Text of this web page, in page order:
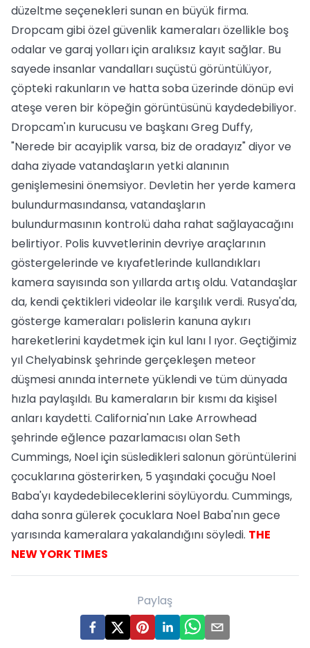
düzeltme seçenekleri sunan en büyük firma.
Dropcam gibi özel güvenlik kameraları özellikle boş
odalar ve garaj yolları için aralıksız kayıt sağlar. Bu
sayede insanlar vandalları suçüstü görüntülüyor,
çöpteki rakunların ve hatta soba üzerinde dönüp evi
ateşe veren bir köpeğin görüntüsünü kaydedebiliyor.
Dropcam'ın kurucusu ve başkanı Greg Duffy,
"Nerede bir acayiplik varsa, biz de oradayız" diyor ve
daha ziyade vatandaşların yetki alanının
genişlemesini önemsiyor. Devletin her yerde kamera
bulundurmasındansa, vatandaşların
bulundurmasının kontrolü daha rahat sağlayacağını
belirtiyor. Polis kuvvetlerinin devriye araçlarının
göstergelerinde ve kıyafetlerinde kullandıkları
kamera sayısında son yıllarda artış oldu. Vatandaşlar
da, kendi çektikleri videolar ile karşılık verdi. Rusya'da,
gösterge kameraları polislerin kanuna aykırı
hareketlerini kaydetmek için kul lanı l ıyor. Geçtiğimiz
yıl Chelyabinsk şehrinde gerçekleşen meteor
düşmesi anında internete yüklendi ve tüm dünyada
hızla paylaşıldı. Bu kameraların bir kısmı da kişisel
anları kaydetti. California'nın Lake Arrowhead
şehrinde eğlence pazarlamacısı olan Seth
Cummings, Noel için süsledikleri salonun görüntülerini
çocuklarına gösterirken, 5 yaşındaki çocuğu Noel
Baba'yı kaydedebileceklerini söylüyordu. Cummings,
daha sonra gülerek çocuklara Noel Baba'nın gece
yarısında kameralara yakalandığını söyledi. THE
NEW YORK TIMES
Paylaş